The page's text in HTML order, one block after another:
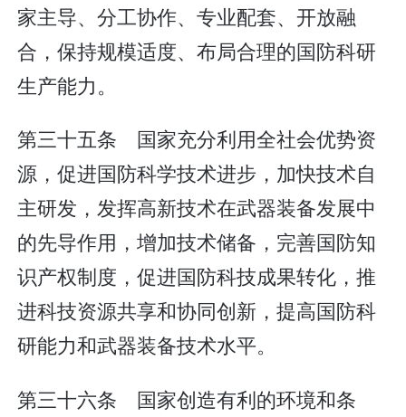
家主导、分工协作、专业配套、开放融
合，保持规模适度、布局合理的国防科研
生产能力。
第三十五条 国家充分利用全社会优势资
源，促进国防科学技术进步，加快技术自
主研发，发挥高新技术在武器装备发展中
的先导作用，增加技术储备，完善国防知
识产权制度，促进国防科技成果转化，推
进科技资源共享和协同创新，提高国防科
研能力和武器装备技术水平。
第三十六条 国家创造有利的环境和条